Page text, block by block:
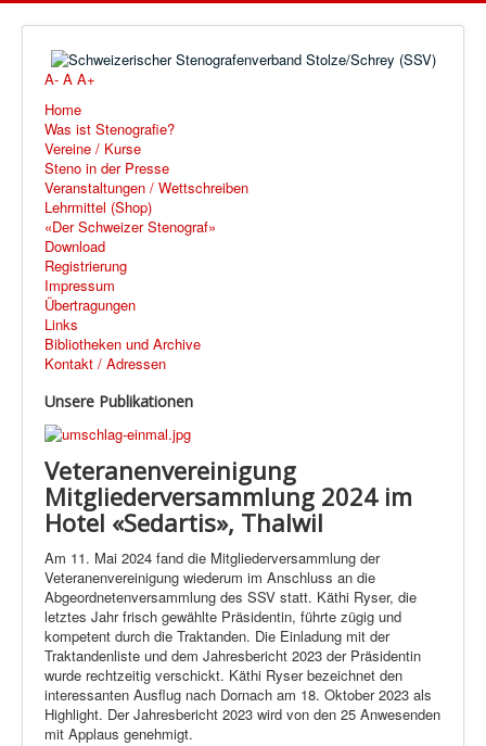
A- A A+
Home
Was ist Stenografie?
Vereine / Kurse
Steno in der Presse
Veranstaltungen / Wettschreiben
Lehrmittel (Shop)
«Der Schweizer Stenograf»
Download
Registrierung
Impressum
Übertragungen
Links
Bibliotheken und Archive
Kontakt / Adressen
Unsere Publikationen
Veteranenvereinigung
Mitgliederversammlung 2024 im
Hotel «Sedartis», Thalwil
Am 11. Mai 2024 fand die Mitgliederversammlung der
Veteranenvereinigung wiederum im Anschluss an die
Abgeordnetenversammlung des SSV statt. Käthi Ryser, die
letztes Jahr frisch gewählte Präsidentin, führte zügig und
kompetent durch die Traktanden. Die Einladung mit der
Traktandenliste und dem Jahresbericht 2023 der Präsidentin
wurde rechtzeitig verschickt. Käthi Ryser bezeichnet den
interessanten Ausflug nach Dornach am 18. Oktober 2023 als
Highlight. Der Jahresbericht 2023 wird von den 25 Anwesenden
mit Applaus genehmigt.